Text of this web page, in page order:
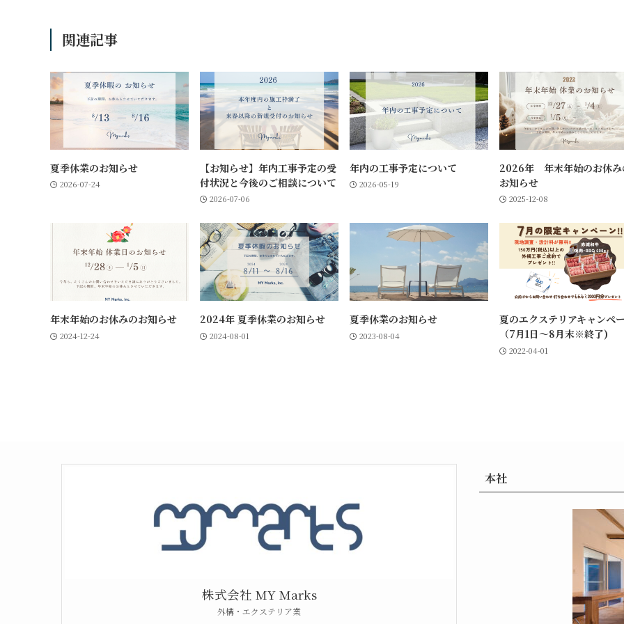
関連記事
夏季休業のお知らせ
2026-07-24
【お知らせ】年内工事予定の受
付状況と今後のご相談について
2026-07-06
年内の工事予定について
2026-05-19
2026年 年末年始のお休み
お知らせ
2025-12-08
年末年始のお休みのお知らせ
2024-12-24
2024年 夏季休業のお知らせ
2024-08-01
夏季休業のお知らせ
2023-08-04
夏のエクステリアキャンペ
（7月1日〜8月末※終了)
2022-04-01
株式会社 MY Marks
外構・エクステリア業
本社